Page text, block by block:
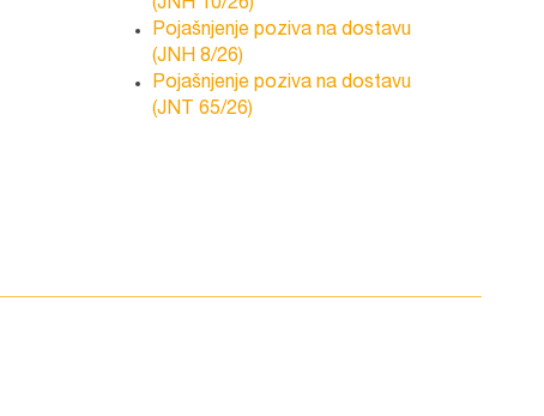
(JNH 10/26)
Pojašnjenje poziva na dostavu
(JNH 8/26)
Pojašnjenje poziva na dostavu
(JNT 65/26)